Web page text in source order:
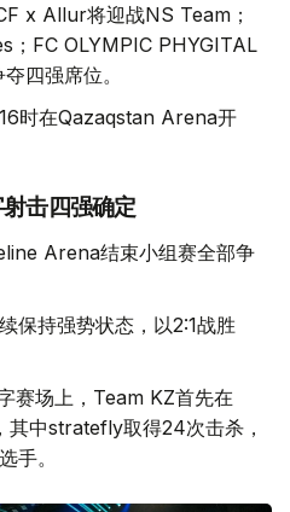
x Allur将迎战NS Team；
FC OLYMPIC PHYGITAL
四强席位。
时在Qazaqstan Arena开
击四强确定
Arena结束小组赛全部争
保持强势状态，以2:1战胜
赛场上，Team KZ首先在
其中stratefly取得24次击杀，
手。